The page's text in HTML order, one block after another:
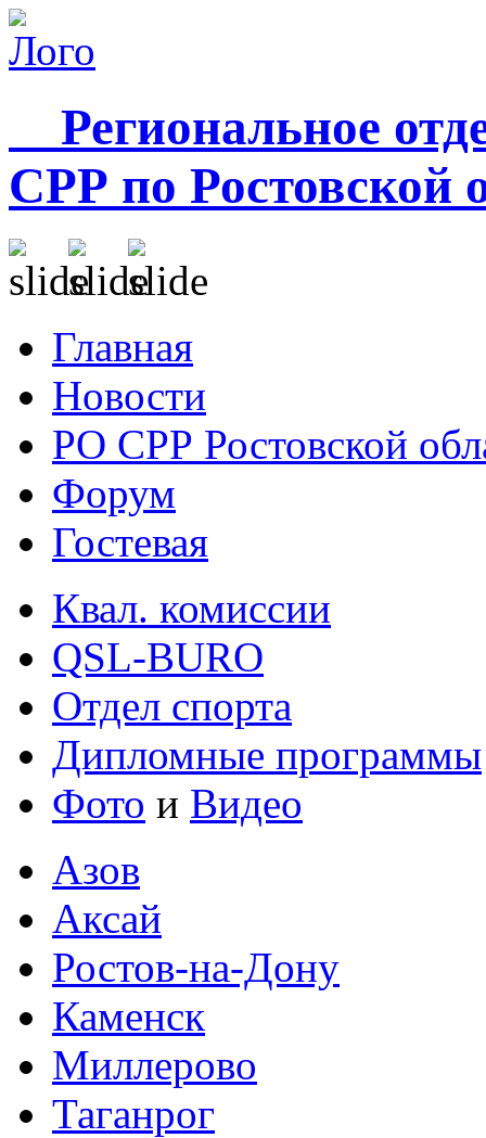
Региональное
СРР по Ростовской
Главная
Новости
РО СРР Ростовской
Форум
Гостевая
Квал. комиссии
QSL-BURO
Отдел спорта
Дипломные программы
Фото и Видео
Азов
Аксай
Ростов-на-Дону
Каменск
Миллерово
Таганрог